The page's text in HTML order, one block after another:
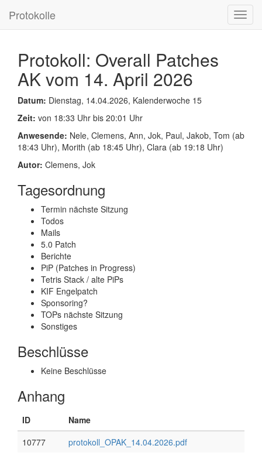
Protokolle
Protokoll: Overall Patches
AK vom 14. April 2026
Datum: Dienstag, 14.04.2026, Kalenderwoche 15
Zeit: von 18:33 Uhr bis 20:01 Uhr
Anwesende: Nele, Clemens, Ann, Jok, Paul, Jakob, Tom (ab
18:43 Uhr), Morith (ab 18:45 Uhr), Clara (ab 19:18 Uhr)
Autor: Clemens, Jok
Tagesordnung
Termin nächste Sitzung
Todos
Mails
5.0 Patch
Berichte
PiP (Patches in Progress)
Tetris Stack / alte PiPs
KIF Engelpatch
Sponsoring?
TOPs nächste Sitzung
Sonstiges
Beschlüsse
Keine Beschlüsse
Anhang
ID
Name
10777
protokoll_OPAK_14.04.2026.pdf